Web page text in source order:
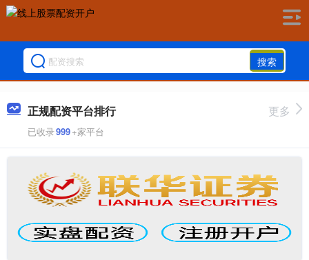
搜索
正规配资平台排行
已收录999+家平台
更多